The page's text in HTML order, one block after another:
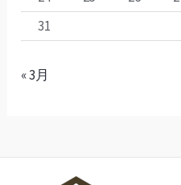
31
« 3月